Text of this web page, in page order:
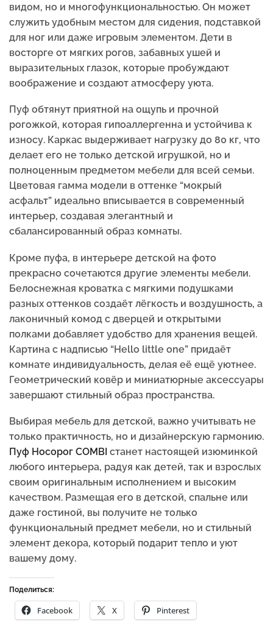
видом, но и многофункциональностью. Он может
служить удобным местом для сидения, подставкой
для ног или даже игровым элементом. Дети в
восторге от мягких рогов, забавных ушей и
выразительных глазок, которые пробуждают
воображение и создают атмосферу уюта.
Пуф обтянут приятной на ощупь и прочной
рогожкой, которая гипоаллергенна и устойчива к
износу. Каркас выдерживает нагрузку до 80 кг, что
делает его не только детской игрушкой, но и
полноценным предметом мебели для всей семьи.
Цветовая гамма модели в оттенке “мокрый
асфальт” идеально вписывается в современный
интерьер, создавая элегантный и
сбалансированный образ комнаты.
Кроме пуфа, в интерьере детской на фото
прекрасно сочетаются другие элементы мебели.
Белоснежная кроватка с мягкими подушками
разных оттенков создаёт лёгкость и воздушность, а
лаконичный комод с дверцей и открытыми
полками добавляет удобство для хранения вещей.
Картина с надписью “Hello little one” придаёт
комнате индивидуальность, делая её ещё уютнее.
Геометрический ковёр и миниатюрные аксессуары
завершают стильный образ пространства.
Выбирая мебель для детской, важно учитывать не
только практичность, но и дизайнерскую гармонию.
Пуф Носорог COMBI станет настоящей изюминкой
любого интерьера, радуя как детей, так и взрослых
своим оригинальным исполнением и высоким
качеством. Размещая его в детской, спальне или
даже гостиной, вы получите не только
функциональный предмет мебели, но и стильный
элемент декора, который подарит тепло и уют
вашему дому.
Поделиться:
Facebook X Pinterest